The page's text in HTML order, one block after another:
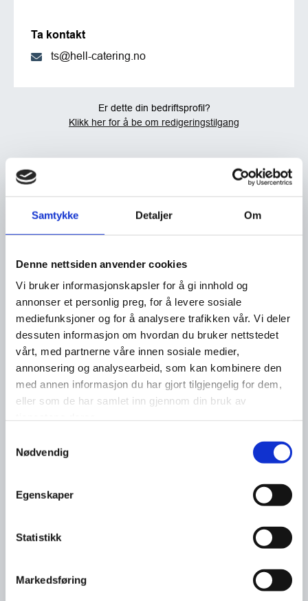
Samtykke Detaljer Om
Denne nettsiden anvender cookies
Vi bruker informasjonskapsler for å gi innhold og
annonser et personlig preg, for å levere sosiale
mediefunksjoner og for å analysere trafikken vår. Vi deler
dessuten informasjon om hvordan du bruker nettstedet
vårt, med partnerne våre innen sosiale medier,
annonsering og analysearbeid, som kan kombinere den
med annen informasjon du har gjort tilgjengelig for dem,
eller som de har samlet inn gjennom din bruk av
Nødvendig
Egenskaper
Statistikk
Markedsføring
Ta kontakt
ts@hell-catering.no
Er dette din bedriftsprofil?
Klikk her for å be om redigeringstilgang